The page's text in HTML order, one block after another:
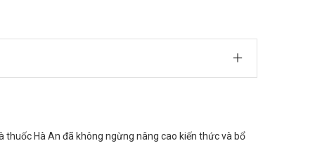
thuốc Hà An đã không ngừng nâng cao kiến thức và bổ